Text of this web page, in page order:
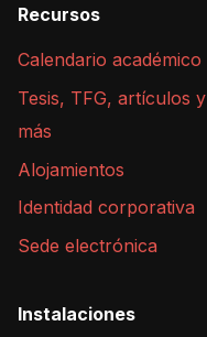
Recursos
Calendario académico
Tesis, TFG, artículos y
más
Alojamientos
Identidad corporativa
Sede electrónica
Instalaciones